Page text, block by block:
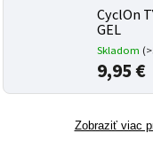
CyclOn
GEL
Skladom (
9,95 €
Zobraziť viac